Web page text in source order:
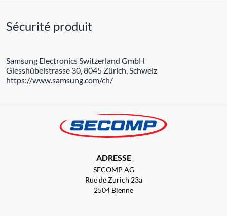
Sécurité produit
Samsung Electronics Switzerland GmbH
Giesshübelstrasse 30, 8045 Zürich, Schweiz
https://www.samsung.com/ch/
ADRESSE
SECOMP AG
Rue de Zurich 23a
2504 Bienne